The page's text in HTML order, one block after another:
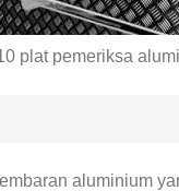
plat pemeriksa
aluminium